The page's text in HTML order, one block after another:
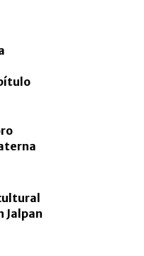
Jalpan